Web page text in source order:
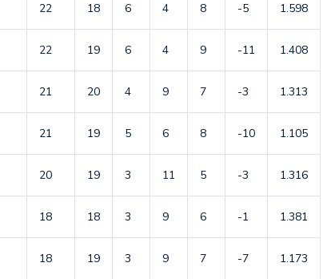
22 18 6 4 8 -5 1.598
22 19 6 4 9 -11 1.408
21 20 4 9 7 -3 1.313
21 19 5 6 8 -10 1.105
20 19 3 11 5 -3 1.316
18 18 3 9 6 -1 1.381
18 19 3 9 7 -7 1.173